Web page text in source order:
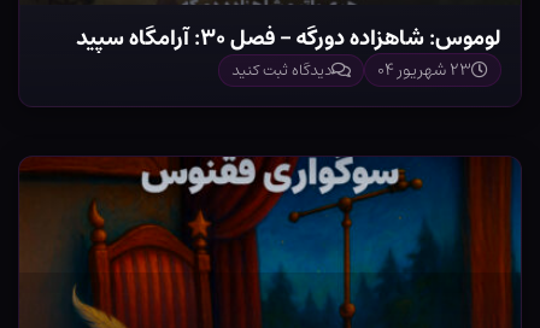
لوموس: شاهزاده دورگه – فصل ۳۰: آرامگاه سپید
۲۳ شهریور ۰۴ دیدگاه ثبت کنید